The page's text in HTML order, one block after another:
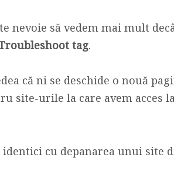
nevoie să vedem mai mult
tag.
că ni se deschide o nouă
site-urile la care avem acces
cu depanarea unui site